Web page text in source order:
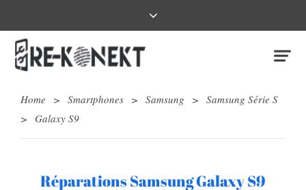
Home > Smartphones > Samsung > Samsung Série S
> Galaxy S9
Réparations Samsung Galaxy S9